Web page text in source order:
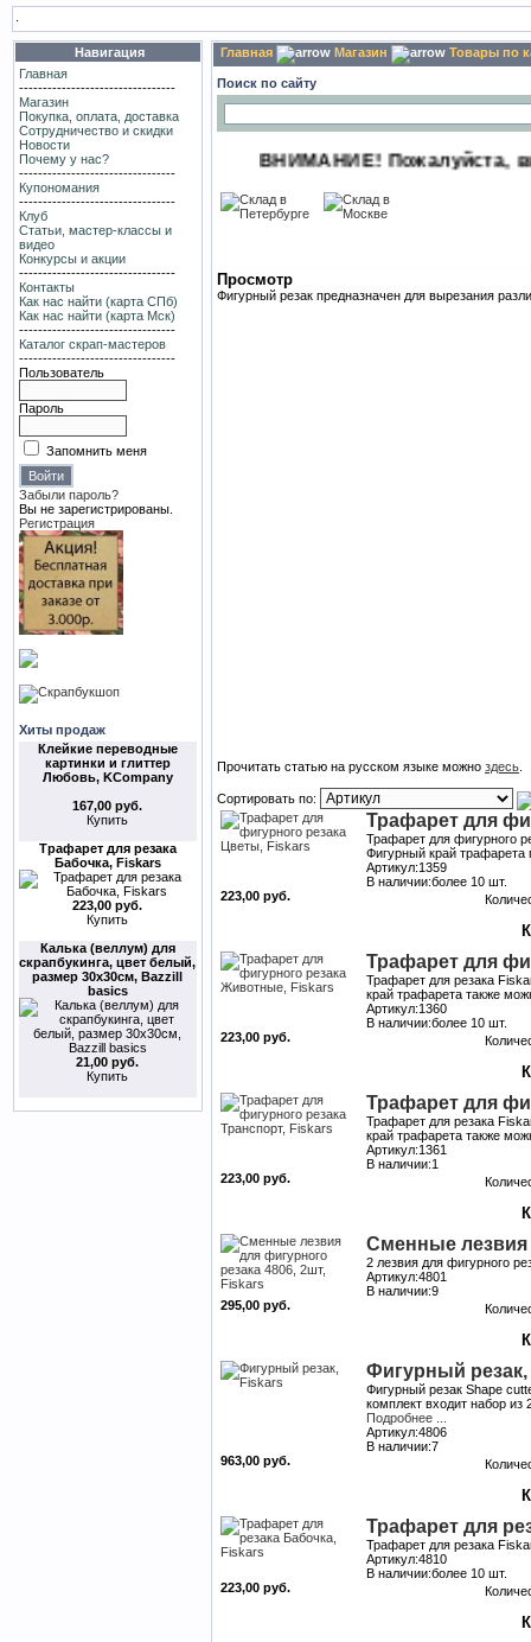
Навигация
Главная
---------------------------------
Магазин
Покупка, оплата, доставка
Сотрудничество и скидки
Новости
Почему у нас?
---------------------------------
Купономания
---------------------------------
Клуб
Статьи, мастер-классы и
видео
Конкурсы и акции
---------------------------------
Контакты
Как нас найти (карта СПб)
Как нас найти (карта Мск)
---------------------------------
Каталог скрап-мастеров
---------------------------------
Пользователь
Пароль
Запомнить меня
Забыли пароль?
Вы не зарегистрированы.
Регистрация
Хиты продаж
Клейкие переводные
картинки и глиттер
Любовь, KCompany
167,00 руб.
Купить
Трафарет для резака
Бабочка, Fiskars
223,00 руб.
Купить
Калька (веллум) для
скрапбукинга, цвет белый,
размер 30х30см, Bazzill
basics
21,00 руб.
Купить
Главная Магазин Товары по
Поиск по сайту
ВНИМАНИЕ! Пожалуйста,
Просмотр
Фигурный резак предназначен для вырезания
Прочитать статью на русском языке можно здесь
Сортировать по:
Трафарет для
Трафарет для фигурного
Фигурный край
Артикул:1359
В наличии:более 10 шт.
223,00 руб.
Трафарет для
Трафарет для резака
край трафарета также
Артикул:1360
В наличии:более 10 шт.
223,00 руб.
Трафарет для
Трафарет для резака
край трафарета также
Артикул:1361
В наличии:1
223,00 руб.
Сменные лезвия
2 лезвия для фигурного
Артикул:4801
В наличии:9
295,00 руб.
Фигурный
Фигурный резак Shape
комплект входит набор
Подробнее ...
Артикул:4806
В наличии:7
963,00 руб.
Трафарет для
Трафарет для резака
Артикул:4810
В наличии:более 10 шт.
223,00 руб.